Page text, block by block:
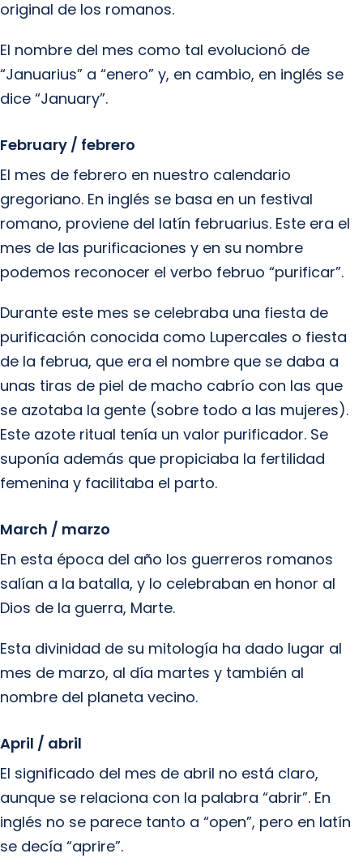
original de los romanos.
El nombre del mes como tal evolucionó de
“Januarius” a “enero” y, en cambio, en inglés se
dice “January”.
February / febrero
El mes de febrero en nuestro calendario
gregoriano. En inglés se basa en un festival
romano, proviene del latín februarius. Este era el
mes de las purificaciones y en su nombre
podemos reconocer el verbo februo “purificar”.
Durante este mes se celebraba una fiesta de
purificación conocida como Lupercales o fiesta
de la februa, que era el nombre que se daba a
unas tiras de piel de macho cabrío con las que
se azotaba la gente (sobre todo a las mujeres).
Este azote ritual tenía un valor purificador. Se
suponía además que propiciaba la fertilidad
femenina y facilitaba el parto.
March / marzo
En esta época del año los guerreros romanos
salían a la batalla, y lo celebraban en honor al
Dios de la guerra, Marte.
Esta divinidad de su mitología ha dado lugar al
mes de marzo, al día martes y también al
nombre del planeta vecino.
April / abril
El significado del mes de abril no está claro,
aunque se relaciona con la palabra “abrir”. En
inglés no se parece tanto a “open”, pero en latín
se decía “aprire”.